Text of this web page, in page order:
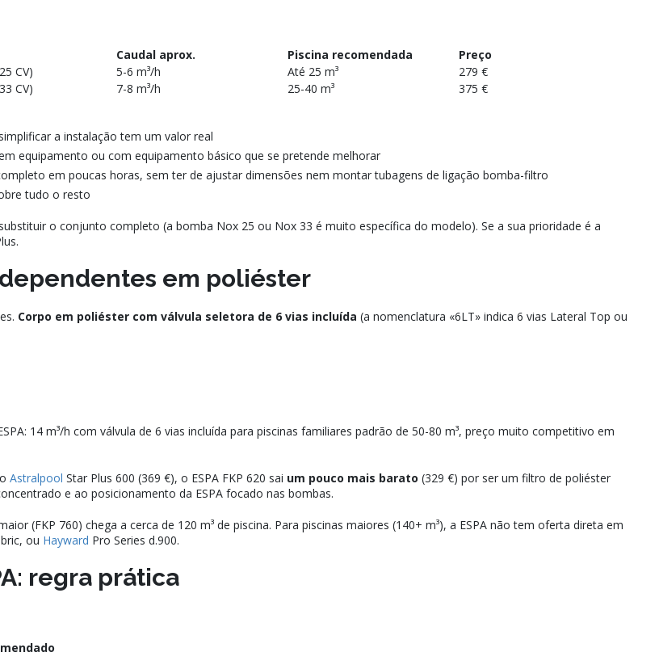
Caudal aprox. Piscina recomendada
Preço
CV) 5-6 m³/h Até 25 m³
279 €
CV) 7-8 m³/h 25-40 m³
375 €
a instalação tem um valor real
equipamento ou com equipamento básico que se pretende melhorar
em poucas horas, sem ter de ajustar dimensões nem montar tubagens de ligação bomba-filtro
tudo o resto
o conjunto completo (a bomba Nox 25 ou Nox 33 é muito específica do modelo). Se a sua prioridade é a
em poliéster
Corpo em poliéster com válvula seletora de 6 vias incluída (a nomenclatura «6LT» indica 6 vias Lateral Top ou
14 m³/h com válvula de 6 vias incluída para piscinas familiares padrão de 50-80 m³, preço muito competitivo em
Astralpool Star Plus 600 (369 €), o ESPA FKP 620 sai um pouco mais barato (329 €) por ser um filtro de poliéster
e ao posicionamento da ESPA focado nas bombas.
(FKP 760) chega a cerca de 120 m³ de piscina. Para piscinas maiores (140+ m³), a ESPA não tem oferta direta em
ou Hayward Pro Series d.900.
regra prática